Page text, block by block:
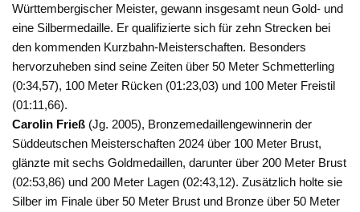
Württembergischer Meister, gewann insgesamt neun Gold- und
eine Silbermedaille. Er qualifizierte sich für zehn Strecken bei
den kommenden Kurzbahn-Meisterschaften. Besonders
hervorzuheben sind seine Zeiten über 50 Meter Schmetterling
(0:34,57), 100 Meter Rücken (01:23,03) und 100 Meter Freistil
(01:11,66).
Carolin Frieß (Jg. 2005), Bronzemedaillengewinnerin der
Süddeutschen Meisterschaften 2024 über 100 Meter Brust,
glänzte mit sechs Goldmedaillen, darunter über 200 Meter Brust
(02:53,86) und 200 Meter Lagen (02:43,12). Zusätzlich holte sie
Silber im Finale über 50 Meter Brust und Bronze über 50 Meter